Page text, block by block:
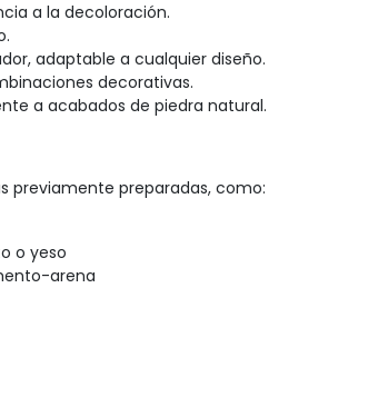
a la decoloración.
adaptable a cualquier diseño.
decorativas.
a acabados de piedra natural.
previamente preparadas, como:
o yeso
arena